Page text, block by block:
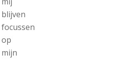
blijven
focussen
op
mijn